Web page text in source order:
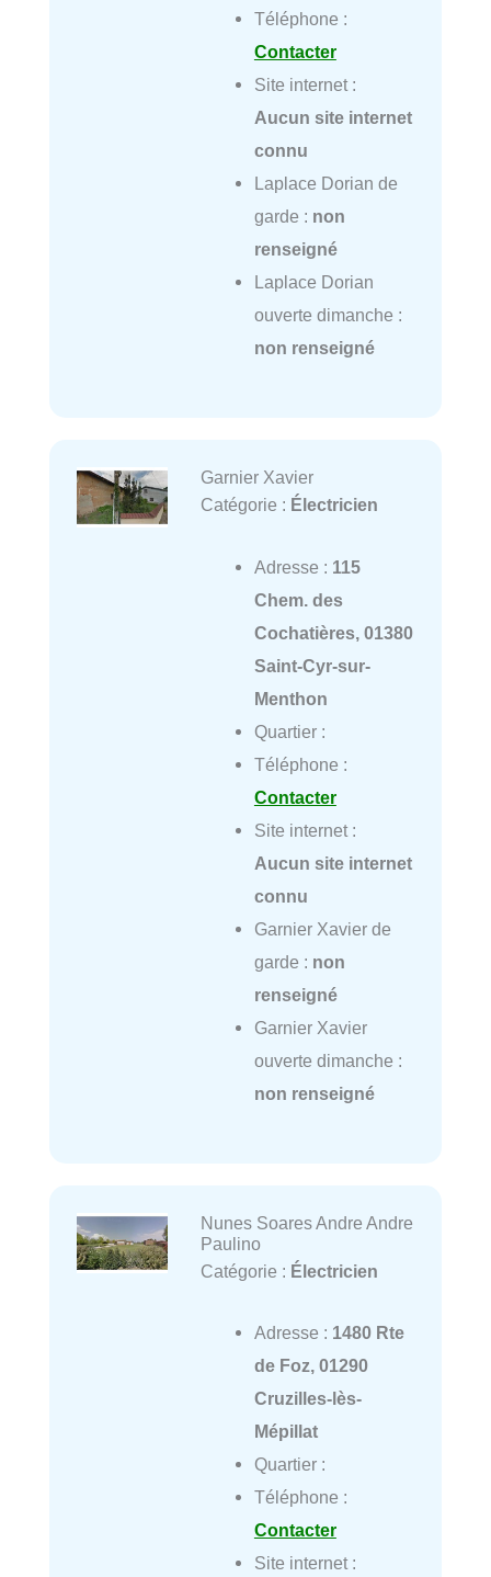
Téléphone :
Contacter
Site internet :
Aucun site internet
connu
Laplace Dorian de
garde : non
renseigné
Laplace Dorian
ouverte dimanche :
non renseigné
Garnier Xavier
Catégorie : Électricien
Adresse : 115
Chem. des
Cochatières, 01380
Saint-Cyr-sur-
Menthon
Quartier :
Téléphone :
Contacter
Site internet :
Aucun site internet
connu
Garnier Xavier de
garde : non
renseigné
Garnier Xavier
ouverte dimanche :
non renseigné
Nunes Soares Andre Andre
Paulino
Catégorie : Électricien
Adresse : 1480 Rte
de Foz, 01290
Cruzilles-lès-
Mépillat
Quartier :
Téléphone :
Contacter
Site internet :